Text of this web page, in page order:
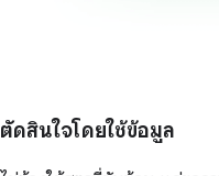
ตัดสินใจโดยใช้ข้อมูล